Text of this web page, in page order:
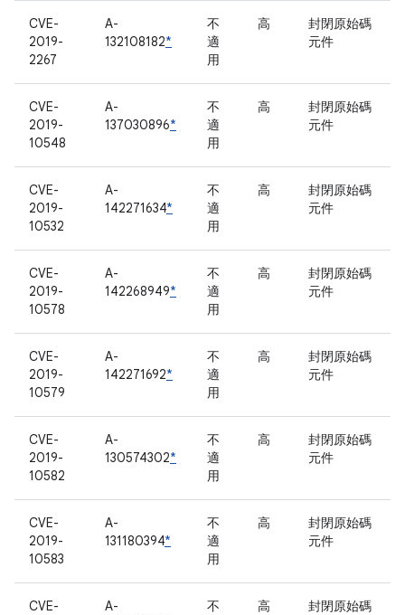
CVE-
2019-
2267
A-
132108182*
不
適
用
高
封閉原始碼
元件
CVE-
2019-
10548
A-
137030896*
不
適
用
高
封閉原始碼
元件
CVE-
2019-
10532
A-
142271634*
不
適
用
高
封閉原始碼
元件
CVE-
2019-
10578
A-
142268949*
不
適
用
高
封閉原始碼
元件
CVE-
2019-
10579
A-
142271692*
不
適
用
高
封閉原始碼
元件
CVE-
2019-
10582
A-
130574302*
不
適
用
高
封閉原始碼
元件
CVE-
2019-
10583
A-
131180394*
不
適
用
高
封閉原始碼
元件
CVE-
A-
不
高
封閉原始碼